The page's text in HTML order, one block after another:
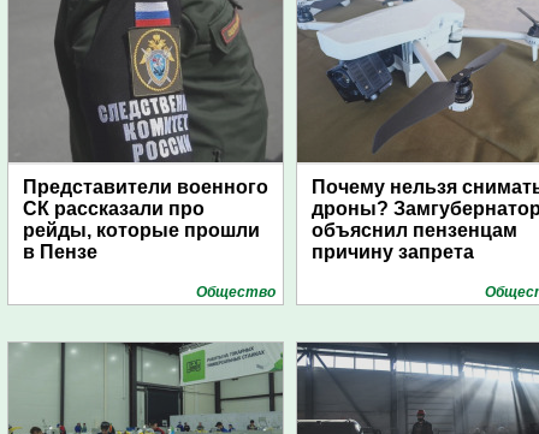
Представители военного
СК рассказали про
рейды, которые прошли
в Пензе
Общество
Почему нельзя
дроны?
объяснил пензенцам
причину запрета